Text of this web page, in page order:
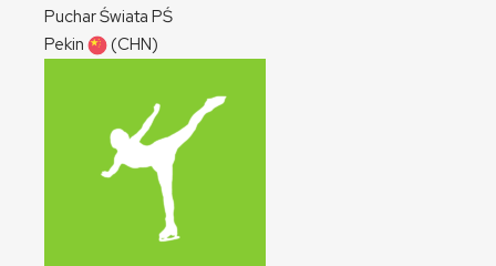
Puchar Świata PŚ
Pekin
(CHN)